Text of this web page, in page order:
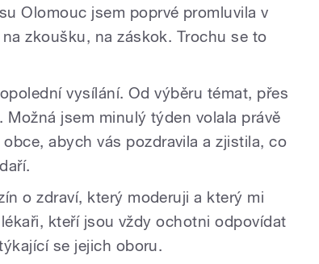
Olomouc jsem poprvé promluvila v
zkoušku, na záskok. Trochu se to
vysílání. Od výběru témat, přes
Možná jsem minulý týden volala právě
abych vás pozdravila a zjistila, co
o zdraví, který moderuji a který mi
kteří jsou vždy ochotni odpovídat
se jejich oboru.